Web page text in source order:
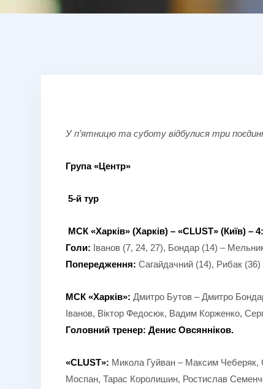
У п’ятницю та суботу відбулися три
Група «Центр»
5-й тур
МСК «Харків» (Харків) – «CLUST» (Київ) –
Голи: Іванов (7, 24, 27), Бондар (14) –
Попередження: Сагайдачний (14), Рибак
МСК «Харків»: Дмитро Бутов – Дмитро
Іванов, Віктор Федосюк, Вадим Корженко,
Головний тренер: Денис Овсянніков.
«CLUST»: Микола Гуйван – Максим Чеберяк,
Моспан, Тарас Королишин, Ростислав